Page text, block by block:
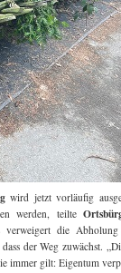
wird jetzt vorläufig
werden, teilte
verweigert die
der Weg zuwächst.
immer gilt: Eigentum